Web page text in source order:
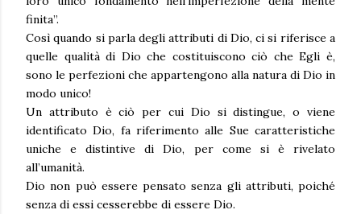
finita”.
Così quando si parla degli attributi di Dio, ci si riferisce a
quelle qualità di Dio che costituiscono ciò che Egli è,
sono le perfezioni che appartengono alla natura di Dio in
modo unico!
Un attributo è ciò per cui Dio si distingue, o viene
identificato Dio, fa riferimento alle Sue caratteristiche
uniche e distintive di Dio, per come si è rivelato
all’umanità.
Dio non può essere pensato senza gli attributi, poiché
senza di essi cesserebbe di essere Dio.